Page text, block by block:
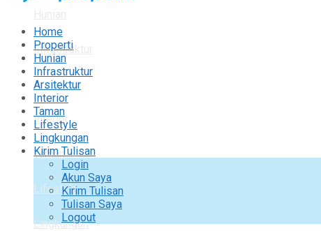
Infrastruktur
Arsitektur
Interior
Taman
Lifestyle
Lingkungan
Home
Properti
Hunian
Infrastruktur
Arsitektur
Interior
Taman
Lifestyle
Lingkungan
Kirim Tulisan
Login
Akun Saya
Kirim Tulisan
Tulisan Saya
Logout